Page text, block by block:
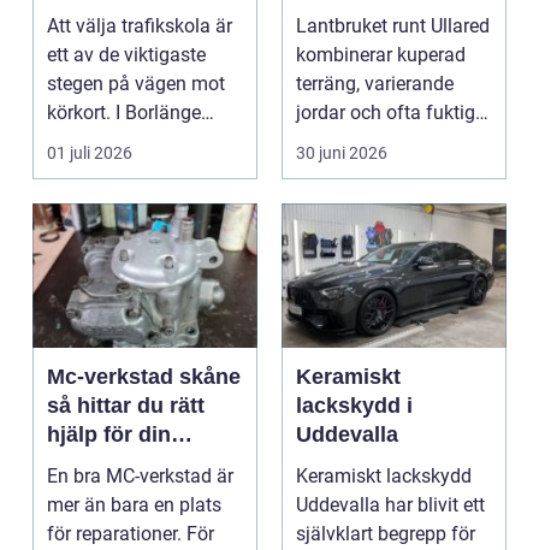
till körkortet
Att välja trafikskola är
ett av de viktigaste
stegen på vägen mot
körkort. I Borlänge
finns flera al...
01 juli 2026
gårdens maskiner
Lantbruket runt Ullared
kombinerar kuperad
terräng, varierande
jordar och ofta fuktigt
väder. Valet ...
30 juni 2026
Mc-verkstad skåne
så hittar du rätt
hjälp för din
motorcykel
En bra MC-verkstad är
mer än bara en plats
för reparationer. För
Keramiskt
lackskydd i
Uddevalla
Keramiskt lackskydd
Uddevalla har blivit ett
självklart begrepp för